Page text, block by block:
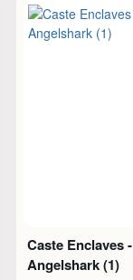
Caste Enclaves -
Angelshark (1)